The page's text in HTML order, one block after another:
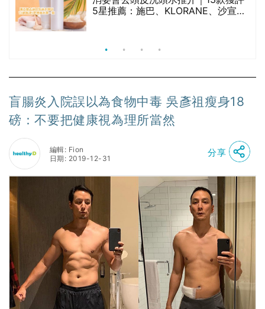
5星推薦：施巴、KLORANE、沙宣、
盲腸炎入院誤以為食物中毒 吳彥祖瘦身18
磅：不要把健康視為理所當然
編輯: Fion
日期: 2019-12-31
分享